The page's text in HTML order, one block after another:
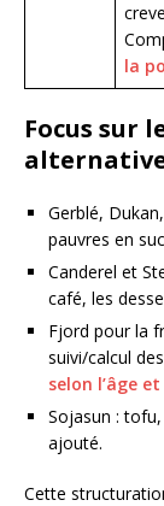
la
Focus sur
Gerblé,
pauvres en
Canderel et
café, les
Fjord pour la
suivi/calcul
selon l’âge
Sojasun :
ajouté.
Cette